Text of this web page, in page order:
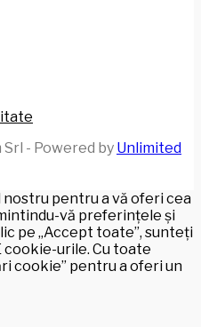
- Powered by Unlimited
pentru a vă oferi cea
vă preferințele și
pe „Accept toate”, sunteți
cookie-urile. Cu toate
cookie” pentru a oferi un